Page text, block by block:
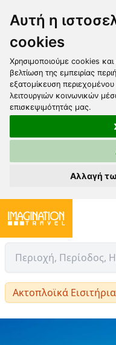
Αυτή η
cookies
Χρησιμοποιούμε cookies και
βελτίωση της εμπειρίας
εξατομίκευση
λειτουργιών κοινωνικών
επισκεψιμότητάς μας.
Αλλαγή
Ακτοπλοϊκά Εισιτήρια